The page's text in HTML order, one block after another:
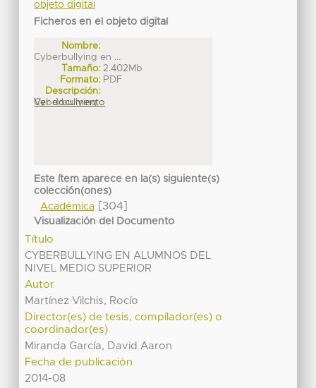
objeto digital
Ficheros en el objeto digital
Nombre:
Cyberbullying en ...
Tamaño: 2.402Mb
Formato: PDF
Descripción:
Cyberbullying
Ver documento
Este ítem aparece en la(s) siguiente(s)
colección(ones)
Académica[304]
Visualización del Documento
Título
CYBERBULLYING EN ALUMNOS DEL
NIVEL MEDIO SUPERIOR
Autor
Martínez Vilchis, Rocío
Director(es) de tesis, compilador(es) o
coordinador(es)
Miranda García, David Aaron
Fecha de publicación
2014-08